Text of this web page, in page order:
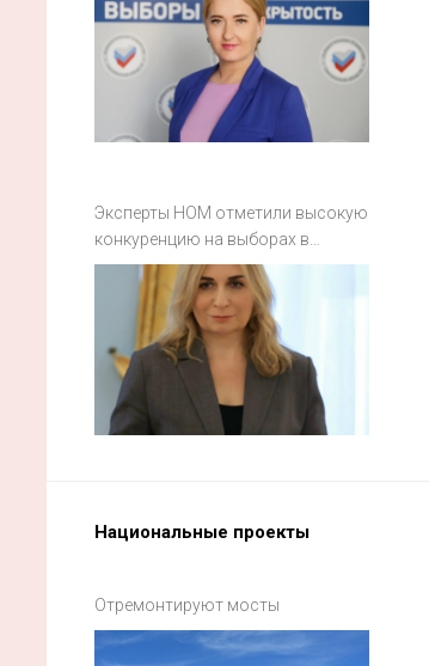
Эксперты НОМ отметили высокую
конкуренцию на выборах в
Смоленской области
Национальные проекты
Отремонтируют мосты